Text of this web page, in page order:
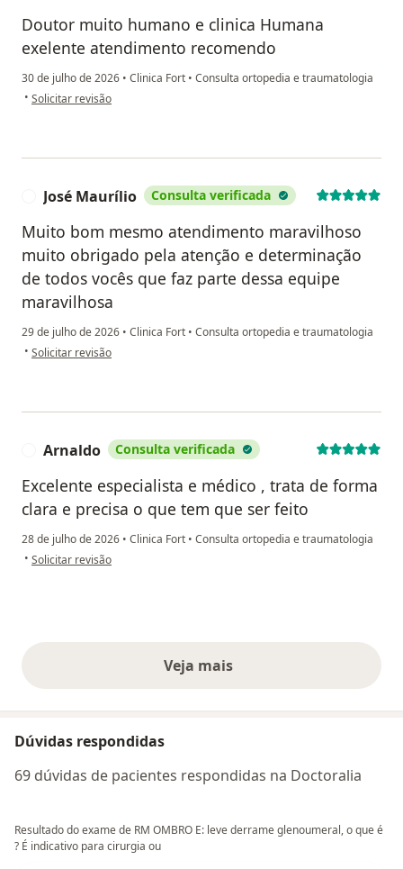
Doutor muito humano e clinica Humana
exelente atendimento recomendo
30 de julho de 2026 • Clinica Fort • Consulta ortopedia e traumatologia
• na opinião do utilizador Mario
Solicitar revisão
José Maurílio Consulta verificada
Muito bom mesmo atendimento maravilhoso
muito obrigado pela atenção e determinação
de todos vocês que faz parte dessa equipe
maravilhosa
29 de julho de 2026 • Clinica Fort • Consulta ortopedia e traumatologia
• na opinião do utilizador José Maurílio
Solicitar revisão
Arnaldo Consulta verificada
Excelente especialista e médico , trata de forma
clara e precisa o que tem que ser feito
28 de julho de 2026 • Clinica Fort • Consulta ortopedia e traumatologia
• na opinião do utilizador Arnaldo
Solicitar revisão
Veja maisopiniões acima
Dúvidas respondidas
69 dúvidas de pacientes respondidas na Doctoralia
Resultado do exame de RM OMBRO E: leve derrame glenoumeral, o que é
? É indicativo para cirurgia ou